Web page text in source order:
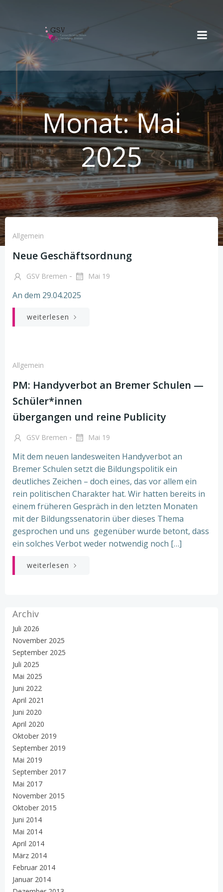
Monat:Mai
2025
Allgemein
Neue Geschäftsordnung
GSV Bremen - Mai 19
An dem 29.04.2025
weiterlesen
Allgemein
PM: Handyverbot an Bremer Schulen —
Schüler*innen
übergangen und reine Publicity
GSV Bremen - Mai 19
Mit dem neuen landesweiten Handyverbot an
Bremer Schulen setzt die Bildungspolitik ein
deutliches Zeichen – doch eines, das vor allem ein
rein politischen Charakter hat. Wir hatten bereits in
einem früheren Gespräch in den letzten Monaten
mit der Bildungssenatorin über dieses Thema
gesprochen und uns gegenüber wurde betont, dass
ein solches Verbot weder notwendig noch […]
weiterlesen
Archiv
Juli 2026
November 2025
September 2025
Juli 2025
Mai 2025
Juni 2022
April 2021
Juni 2020
April 2020
Oktober 2019
September 2019
Mai 2019
September 2017
Mai 2017
November 2015
Oktober 2015
Juni 2014
Mai 2014
April 2014
März 2014
Februar 2014
Januar 2014